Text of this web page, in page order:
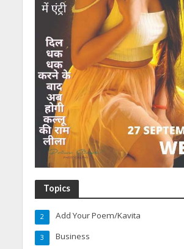
Topics
Add Your Poem/Kavita
2
Business
3